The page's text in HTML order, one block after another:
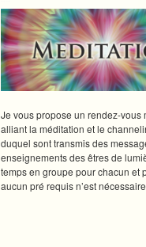
Je vous propose un rendez-vous
alliant la méditation et le
duquel sont transmis des
enseignements des êtres de
temps en groupe pour chacun et
aucun pré requis n’est